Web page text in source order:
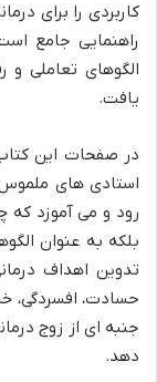
کاربردی را برای
راهنمایی جامع
الگوهای تعاملی و
یافت.
در صفحات این
استادی های
رود و می آموزد که
بلکه به عنوان
تدوین اهداف
حسادت، افسردگی،
جنبه ای از زوج
دهد.